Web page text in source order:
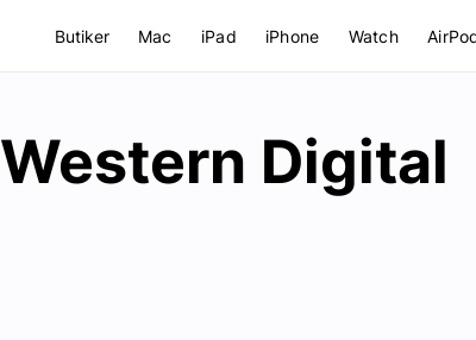
Butiker Mac iPad iPhone Watch
Western Digital